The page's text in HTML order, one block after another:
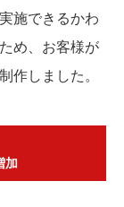
施できるかわ
め、お客様が
作しました。
加